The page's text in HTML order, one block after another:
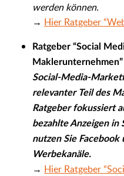
werden können.
→ Hier Ratgeber
Ratgeber “Social
Maklerunternehmen”
Social-Media-
relevanter Teil des
Ratgeber fokussiert
bezahlte Anzeigen in
nutzen Sie Facebook
Werbekanäle.
→ Hier Ratgeber